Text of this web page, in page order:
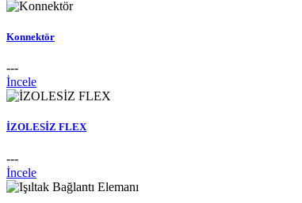
Konnektör
---
İncele
İZOLESİZ FLEX
---
İncele